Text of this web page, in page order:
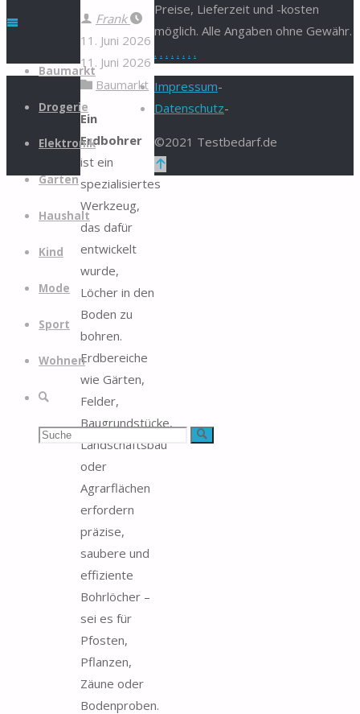
Zum
springen
Baumarkt
Drogerie
Elektronik
Garten
Haushalt
Kind
Mode
Sport
Wohnen
Suche
Suchen Suche
Frank
11. Juni 2026
11. Juni 2026
Baumarkt
Ein
Erdbohrer
ist ein
spezialisiertes
Werkzeug,
das dafür
entwickelt
wurde,
Löcher in den
Boden zu
bohren.
Erdbereiche
wie Gärten,
Felder,
Baugrundstücke,
Landschaftsbau
oder
Agrarflächen
erfordern
präzise,
saubere und
effiziente
Bohrlöcher –
sei es für
Pfosten,
Pflanzen,
Zäune oder
Bodenproben.
Preise, Lieferzeit und -kosten
möglich. Alle Angaben ohne Gewähr.
. . . . . . . .
Impressum-
Datenschutz-
©2021 Testbedarf.de
Zurück
nach